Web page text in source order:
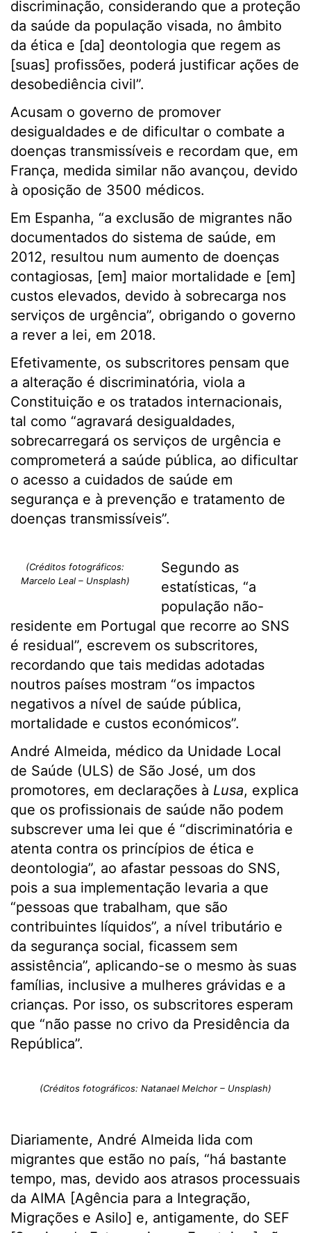
discriminação, considerando que a proteção
da saúde da população visada, no âmbito
da ética e [da] deontologia que regem as
[suas] profissões, poderá justificar ações de
desobediência civil”.
Acusam o governo de promover
desigualdades e de dificultar o combate a
doenças transmissíveis e recordam que, em
França, medida similar não avançou, devido
à oposição de 3500 médicos.
Em Espanha, “a exclusão de migrantes não
documentados do sistema de saúde, em
2012, resultou num aumento de doenças
contagiosas, [em] maior mortalidade e [em]
custos elevados, devido à sobrecarga nos
serviços de urgência”, obrigando o governo
a rever a lei, em 2018.
Efetivamente, os subscritores pensam que
a alteração é discriminatória, viola a
Constituição e os tratados internacionais,
tal como “agravará desigualdades,
sobrecarregará os serviços de urgência e
comprometerá a saúde pública, ao dificultar
o acesso a cuidados de saúde em
segurança e à prevenção e tratamento de
doenças transmissíveis”.
(Créditos fotográficos:
Marcelo Leal – Unsplash)
Segundo as
estatísticas, “a
população não-
residente em Portugal que recorre ao SNS
é residual”, escrevem os subscritores,
recordando que tais medidas adotadas
noutros países mostram “os impactos
negativos a nível de saúde pública,
mortalidade e custos económicos”.
André Almeida, médico da Unidade Local
de Saúde (ULS) de São José, um dos
promotores, em declarações à Lusa, explica
que os profissionais de saúde não podem
subscrever uma lei que é “discriminatória e
atenta contra os princípios de ética e
deontologia”, ao afastar pessoas do SNS,
pois a sua implementação levaria a que
“pessoas que trabalham, que são
contribuintes líquidos”, a nível tributário e
da segurança social, ficassem sem
assistência”, aplicando-se o mesmo às suas
famílias, inclusive a mulheres grávidas e a
crianças. Por isso, os subscritores esperam
que “não passe no crivo da Presidência da
República”.
(Créditos fotográficos: Natanael Melchor – Unsplash)
Diariamente, André Almeida lida com
migrantes que estão no país, “há bastante
tempo, mas, devido aos atrasos processuais
da AIMA [Agência para a Integração,
Migrações e Asilo] e, antigamente, do SEF